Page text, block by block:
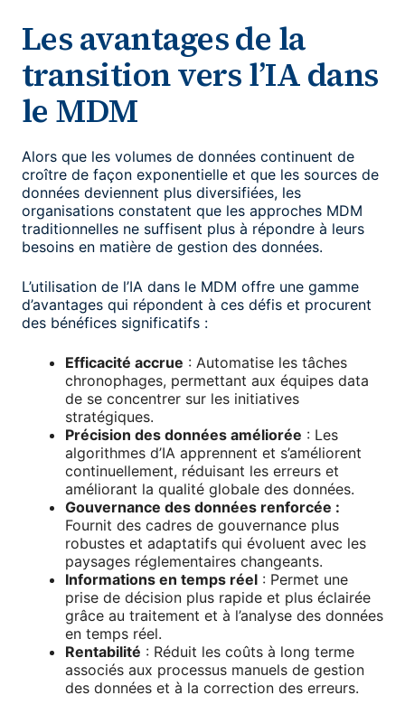
Les avantages de la
transition vers l’IA dans
le MDM
Alors que les volumes de données continuent de
croître de façon exponentielle et que les sources de
données deviennent plus diversifiées, les
organisations constatent que les approches MDM
traditionnelles ne suffisent plus à répondre à leurs
besoins en matière de gestion des données.
L’utilisation de l’IA dans le MDM offre une gamme
d’avantages qui répondent à ces défis et procurent
des bénéfices significatifs :
Efficacité accrue : Automatise les tâches
chronophages, permettant aux équipes data
de se concentrer sur les initiatives
stratégiques.
Précision des données améliorée : Les
algorithmes d’IA apprennent et s’améliorent
continuellement, réduisant les erreurs et
améliorant la qualité globale des données.
Gouvernance des données renforcée :
Fournit des cadres de gouvernance plus
robustes et adaptatifs qui évoluent avec les
paysages réglementaires changeants.
Informations en temps réel : Permet une
prise de décision plus rapide et plus éclairée
grâce au traitement et à l’analyse des données
en temps réel.
Rentabilité : Réduit les coûts à long terme
associés aux processus manuels de gestion
des données et à la correction des erreurs.